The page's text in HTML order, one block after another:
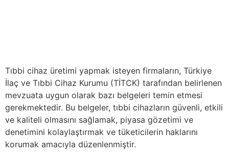
Tıbbi cihaz üretimi yapmak isteyen firmaların, Türkiye
İlaç ve Tıbbi Cihaz Kurumu (TİTCK) tarafından belirlenen
mevzuata uygun olarak bazı belgeleri temin etmesi
gerekmektedir. Bu belgeler, tıbbi cihazların güvenli, etkili
ve kaliteli olmasını sağlamak, piyasa gözetimi ve
denetimini kolaylaştırmak ve tüketicilerin haklarını
korumak amacıyla düzenlenmiştir.